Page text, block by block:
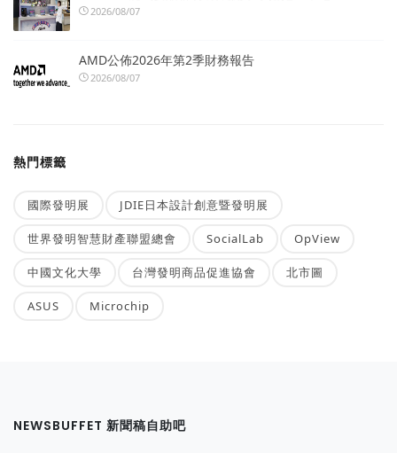
2026/08/07
AMD公佈2026年第2季財務報告
2026/08/07
熱門標籤
國際發明展 JDIE日本設計創意暨發明展
世界發明智慧財產聯盟總會 SocialLab OpView
中國文化大學 台灣發明商品促進協會 北市圖
ASUS Microchip
NEWSBUFFET 新聞稿自助吧